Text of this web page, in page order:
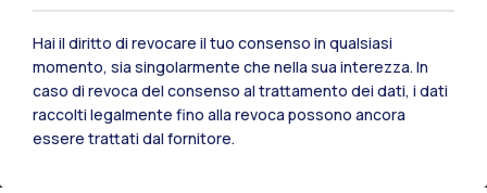
Hai il diritto di revocare il tuo consenso in qualsiasi
momento, sia singolarmente che nella sua interezza. In
caso di revoca del consenso al trattamento dei dati, i dati
raccolti legalmente fino alla revoca possono ancora
essere trattati dal fornitore.